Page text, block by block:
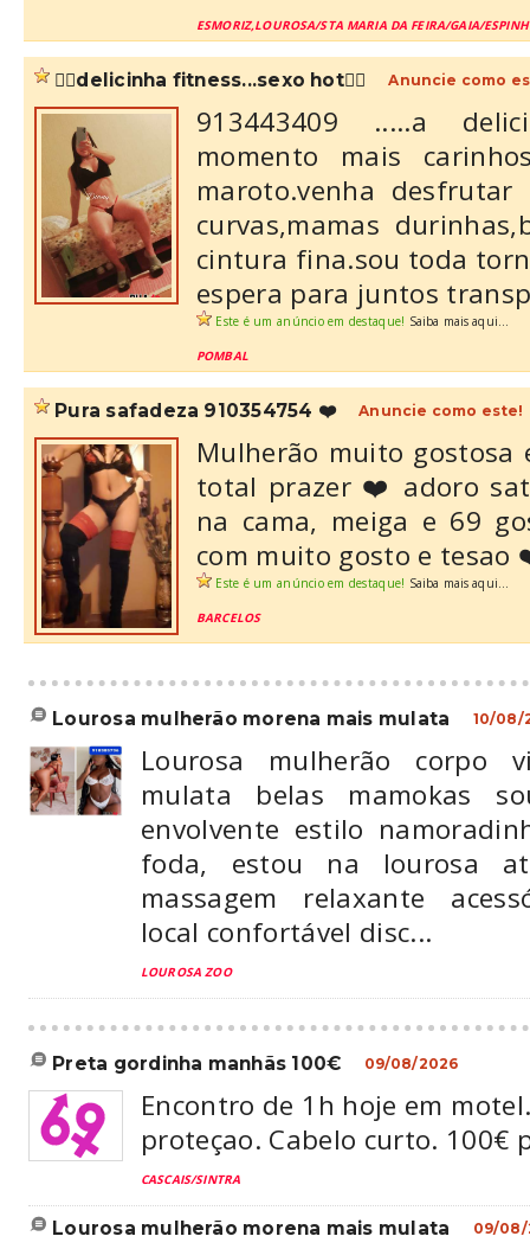
ESMORIZ,LOUROSA/STA MARIA DA FEIRA/GAIA/
❤️‍🔥delicinha fitness...sexo hot❤️‍🔥 Anuncie como
913443409 .....a
momento mais
maroto.venha
curvas,mamas
cintura fina.sou toda
espera para juntos
Este é um anúncio em destaque! Saiba mais aqui...
POMBAL
pura safadeza 910354754 ❤️ Anuncie como este!
Mulherão muito gostosa
total prazer ❤️ adoro
na cama, meiga e 69
com muito gosto e tesao
Este é um anúncio em destaque! Saiba mais aqui...
BARCELOS
lourosa mulherão morena mais mulata 10/08/
Lourosa mulherão corpo
mulata belas mamokas
envolvente estilo
foda, estou na lourosa
massagem relaxante
local confortável disc...
LOUROSA ZOO
preta gordinha manhãs 100€ 09/08/2026
Encontro de 1h hoje em
proteçao. Cabelo curto. 100€
CASCAIS/SINTRA
lourosa mulherão morena mais mulata 09/08/